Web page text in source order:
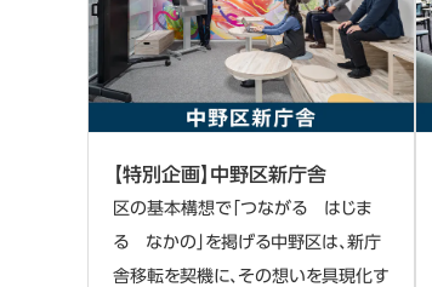
【特別企画】中野区新庁舎
区の基本構想で「つながる はじま
る なかの」を掲げる中野区は、新庁
舎移転を契機に、その想いを具現化す